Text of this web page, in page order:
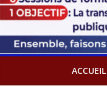
ACCUEIL